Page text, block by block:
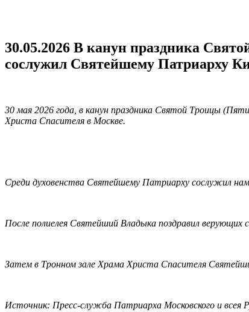
30.05.2026 В канун праздника
сослужил Святейшему Патриарху
30 мая 2026 года, в канун праздника Святой Троицы
Христа Спасителя в Москве.
Среди духовенства Святейшему Патриарху сослужил
После полиелея Святейший Владыка поздравил верующих
Затем в Тронном зале Храма Христа Спасителя
Источник: Пресс-служба Патриарха Московского и всея